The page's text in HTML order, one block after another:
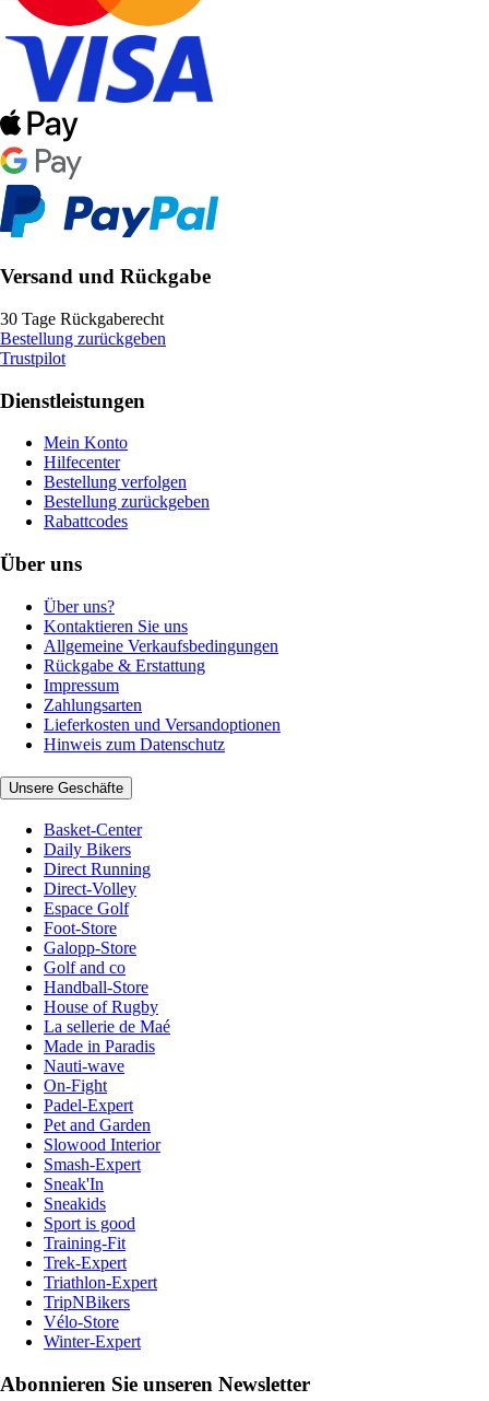
Versand und Rückgabe
30 Tage Rückgaberecht
Bestellung zurückgeben
Trustpilot
Dienstleistungen
Mein Konto
Hilfecenter
Bestellung verfolgen
Bestellung zurückgeben
Rabattcodes
Über uns
Über uns?
Kontaktieren Sie uns
Allgemeine Verkaufsbedingungen
Rückgabe & Erstattung
Impressum
Zahlungsarten
Lieferkosten und Versandoptionen
Hinweis zum Datenschutz
Unsere Geschäfte
Basket-Center
Daily Bikers
Direct Running
Direct-Volley
Espace Golf
Foot-Store
Galopp-Store
Golf and co
Handball-Store
House of Rugby
La sellerie de Maé
Made in Paradis
Nauti-wave
On-Fight
Padel-Expert
Pet and Garden
Slowood Interior
Smash-Expert
Sneak'In
Sneakids
Sport is good
Training-Fit
Trek-Expert
Triathlon-Expert
TripNBikers
Vélo-Store
Winter-Expert
Abonnieren Sie unseren Newsletter